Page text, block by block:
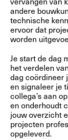
andere
technische
ervoor dat
worden
Je start de dag
het verdelen
dag coördineer
en signaleer je
collega’s aan
en onderhoudt
jouw overzicht
projecten
opgeleverd.